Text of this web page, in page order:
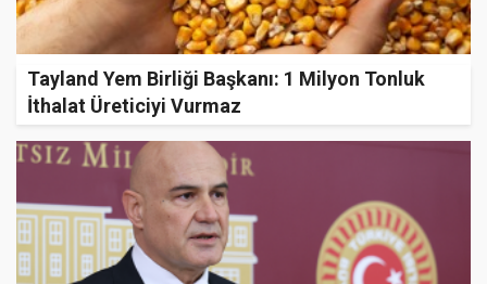
Tayland Yem Birliği Başkanı: 1 Milyon Tonluk
İthalat Üreticiyi Vurmaz